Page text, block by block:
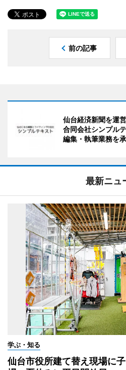
前の記事
仙台経済新聞を運
合同会社シンプル
編集・執筆業務を
最新ニュ
学ぶ・知る
仙台市役所建て替え現場に